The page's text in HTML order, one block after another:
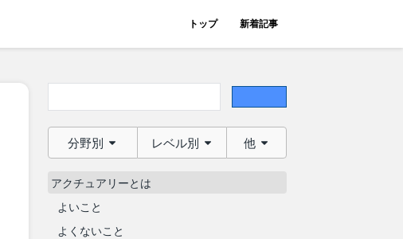
トップ 新着記事
分野別 レベル別 他
アクチュアリーとは
よいこと
よくないこと